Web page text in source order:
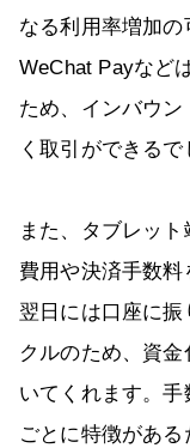
なる利用率増加
WeChat Payなど
ため、インバウ
く取引ができるで
また、タブレッ
費用や決済手数料
翌日には口座に
クルのため、資
いてくれます。
ごとに特徴があ